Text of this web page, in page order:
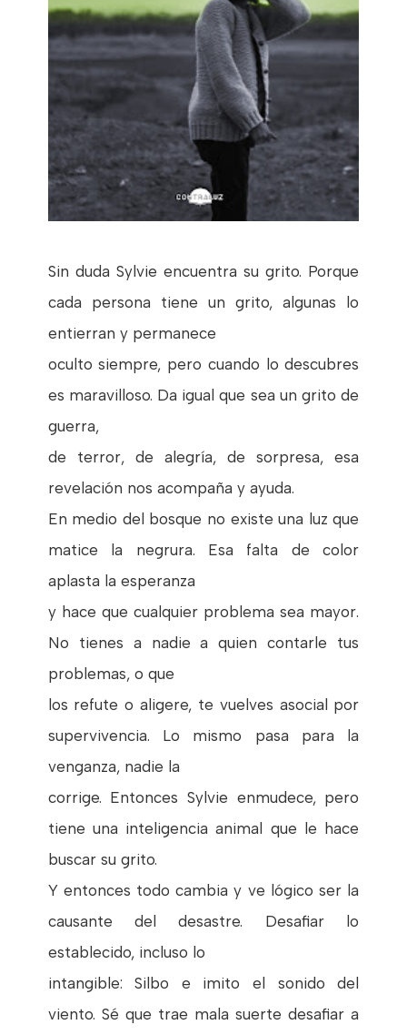
Sin duda Sylvie encuentra su grito. Porque
cada persona tiene un grito, algunas lo
entierran y permanece
oculto siempre, pero cuando lo descubres
es maravilloso. Da igual que sea un grito de
guerra,
de terror, de alegría, de sorpresa, esa
revelación nos acompaña y ayuda.
En medio del bosque no existe una luz que
matice la negrura. Esa falta de color
aplasta la esperanza
y hace que cualquier problema sea mayor.
No tienes a nadie a quien contarle tus
problemas, o que
los refute o aligere, te vuelves asocial por
supervivencia. Lo mismo pasa para la
venganza, nadie la
corrige. Entonces Sylvie enmudece, pero
tiene una inteligencia animal que le hace
buscar su grito.
Y entonces todo cambia y ve lógico ser la
causante del desastre. Desafiar lo
establecido, incluso lo
intangible: Silbo e imito el sonido del
viento. Sé que trae mala suerte desafiar a